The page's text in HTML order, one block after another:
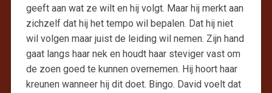
geeft aan wat ze wilt en hij volgt. Maar hij merkt aan
zichzelf dat hij het tempo wil bepalen. Dat hij niet
wil volgen maar juist de leiding wil nemen. Zijn hand
gaat langs haar nek en houdt haar steviger vast om
de zoen goed te kunnen overnemen. Hij hoort haar
kreunen wanneer hij dit doet. Bingo. David voelt dat